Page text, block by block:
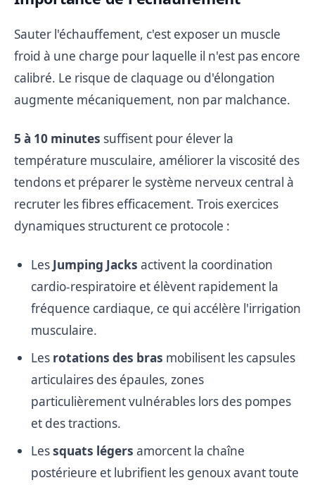
Sauter l'échauffement, c'est exposer un muscle
froid à une charge pour laquelle il n'est pas encore
calibré. Le risque de claquage ou d'élongation
augmente mécaniquement, non par malchance.
5 à 10 minutes suffisent pour élever la
température musculaire, améliorer la viscosité des
tendons et préparer le système nerveux central à
recruter les fibres efficacement. Trois exercices
dynamiques structurent ce protocole :
Les Jumping Jacks activent la coordination
cardio-respiratoire et élèvent rapidement la
fréquence cardiaque, ce qui accélère l'irrigation
musculaire.
Les rotations des bras mobilisent les capsules
articulaires des épaules, zones
particulièrement vulnérables lors des pompes
et des tractions.
Lessquats légers amorcent la chaîne
postérieure et lubrifient les genoux avant toute